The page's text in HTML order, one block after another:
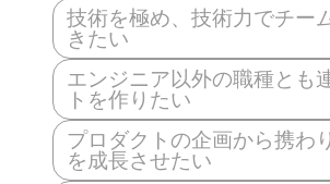
技術を極め、技術力でチー
きたい
エンジニア以外の職種とも
トを作りたい
プロダクトの企画から携わ
を成長させたい